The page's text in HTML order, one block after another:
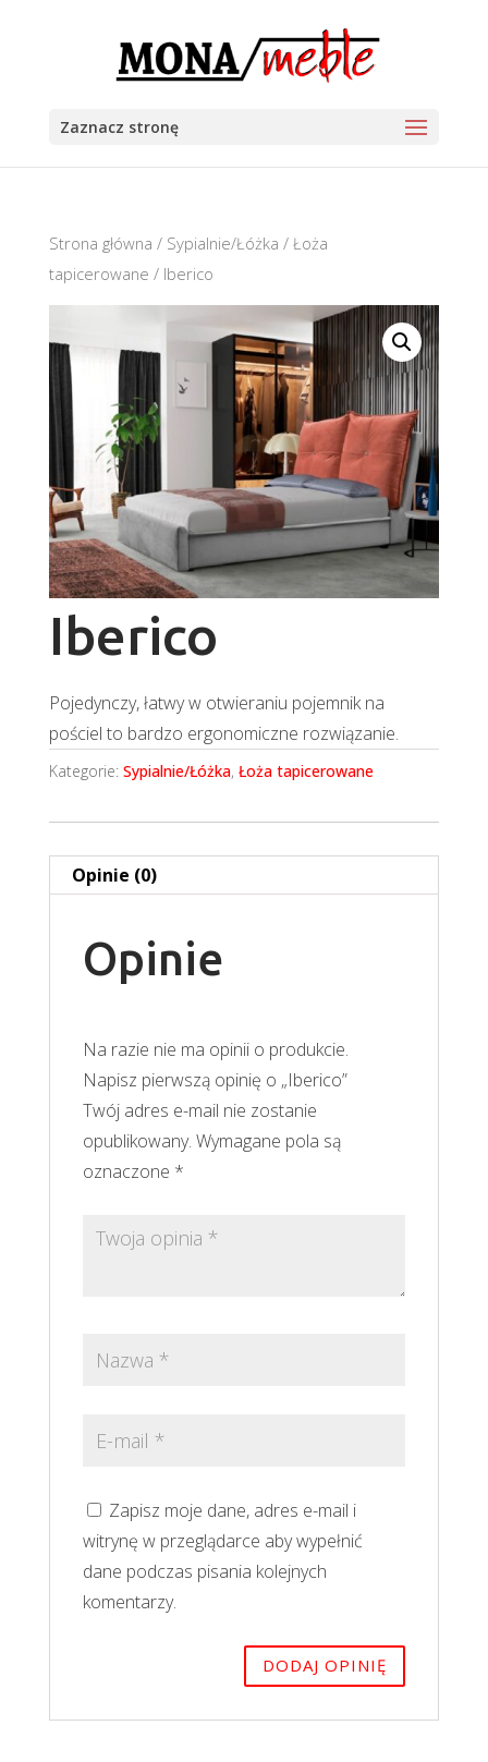
Zaznacz stronę
Strona główna / Sypialnie/Łóżka / Łoża
tapicerowane / Iberico
Iberico
Pojedynczy, łatwy w otwieraniu pojemnik na
pościel to bardzo ergonomiczne rozwiązanie.
Kategorie: Sypialnie/Łóżka, Łoża tapicerowane
Opinie (0)
Opinie
Na razie nie ma opinii o produkcie.
Napisz pierwszą opinię o „Iberico”
Twój adres e-mail nie zostanie
opublikowany. Wymagane pola są
oznaczone *
Zapisz moje dane, adres e-mail i
witrynę w przeglądarce aby wypełnić
dane podczas pisania kolejnych
komentarzy.